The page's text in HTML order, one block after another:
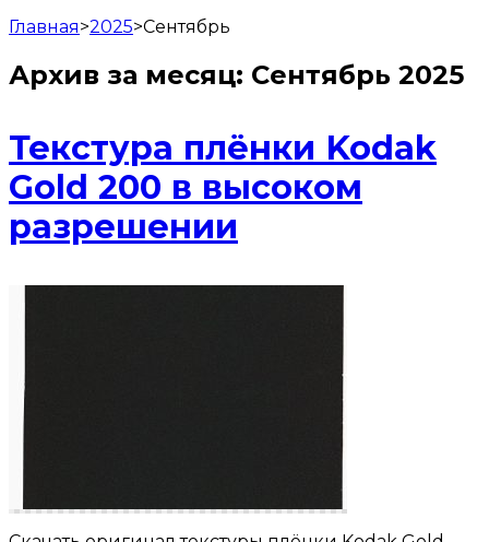
Главная>2025>Сентябрь
Архив за месяц: Сентябрь 2025
Текстура плёнки Kodak
Gold 200 в высоком
разрешении